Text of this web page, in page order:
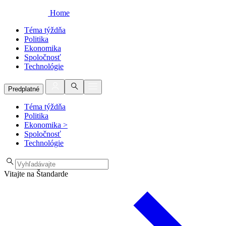
Home
Téma týždňa
Politika
Ekonomika
Spoločnosť
Technológie
Predplatné
Téma týždňa
Politika
Ekonomika >
Spoločnosť
Technológie
Vitajte na Štandarde